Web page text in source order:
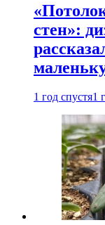
стен»:
1 год спустя1